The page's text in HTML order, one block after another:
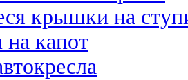
крышки на
капот